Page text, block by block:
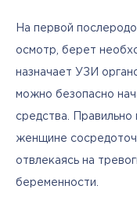
На первой
осмотр, берет
назначает УЗИ
можно безопасно
средства. Правильно
женщине
отвлекаясь на
беременности.